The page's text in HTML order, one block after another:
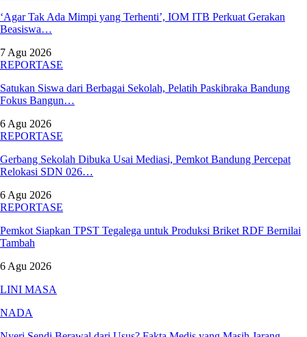
‘Agar Tak Ada Mimpi yang Terhenti’, IOM ITB Perkuat Gerakan
Beasiswa…
7 Agu 2026
REPORTASE
Satukan Siswa dari Berbagai Sekolah, Pelatih Paskibraka Bandung
Fokus Bangun…
6 Agu 2026
REPORTASE
Gerbang Sekolah Dibuka Usai Mediasi, Pemkot Bandung Percepat
Relokasi SDN 026…
6 Agu 2026
REPORTASE
Pemkot Siapkan TPST Tegalega untuk Produksi Briket RDF Bernilai
Tambah
6 Agu 2026
LINI MASA
NADA